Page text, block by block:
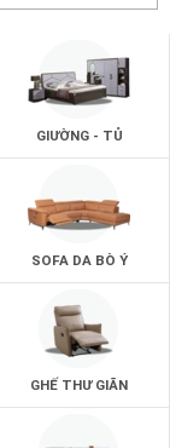
GIƯỜNG - TỦ
SOFA DA BÒ Ý
GHẾ THƯ GIÃN